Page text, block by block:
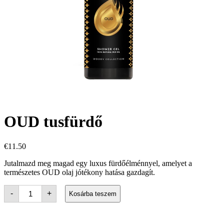
OUD tusfürdő
€11.50
Jutalmazd meg magad egy luxus fürdőélménnyel, amelyet a
természetes OUD olaj jótékony hatása gazdagít.
-
OUD
Shower
Gel
+ Kosárba teszem